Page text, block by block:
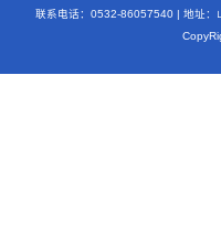
联系电话：0532-86057540 | 地址：